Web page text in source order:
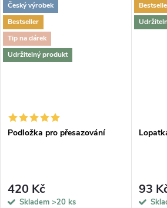
Český výrobek
Bestseller
Tip na dárek
Udržitelný produkt
Podložka pro přesazování
420 Kč
Skladem >20 ks
93